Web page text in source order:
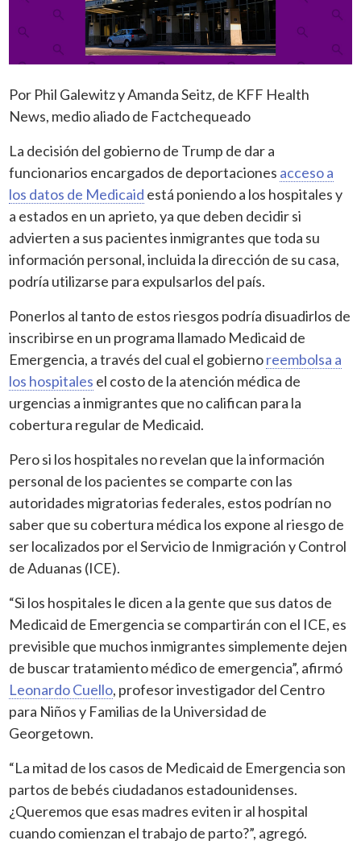
Por Phil Galewitz y Amanda Seitz, de KFF Health
News, medio aliado de Factchequeado
La decisión del gobierno de Trump de dar a
funcionarios encargados de deportaciones acceso a
los datos de Medicaid está poniendo a los hospitales y
a estados en un aprieto, ya que deben decidir si
advierten a sus pacientes inmigrantes que toda su
información personal, incluida la dirección de su casa,
podría utilizarse para expulsarlos del país.
Ponerlos al tanto de estos riesgos podría disuadirlos de
inscribirse en un programa llamado Medicaid de
Emergencia, a través del cual el gobiernoreembolsa a
los hospitales el costo de la atención médica de
urgencias a inmigrantes que no califican para la
cobertura regular de Medicaid.
Pero si los hospitales no revelan que la información
personal de los pacientes se comparte con las
autoridades migratorias federales, estos podrían no
saber que su cobertura médica los expone al riesgo de
ser localizados por el Servicio de Inmigración y Control
de Aduanas (ICE).
“Si los hospitales le dicen a la gente que sus datos de
Medicaid de Emergencia se compartirán con el ICE, es
previsible que muchos inmigrantes simplemente dejen
de buscar tratamiento médico de emergencia”, afirmó
Leonardo Cuello, profesor investigador del Centro
para Niños y Familias de la Universidad de
Georgetown.
“La mitad de los casos de Medicaid de Emergencia son
partos de bebés ciudadanos estadounidenses.
¿Queremos que esas madres eviten ir al hospital
cuando comienzan el trabajo de parto?”, agregó.